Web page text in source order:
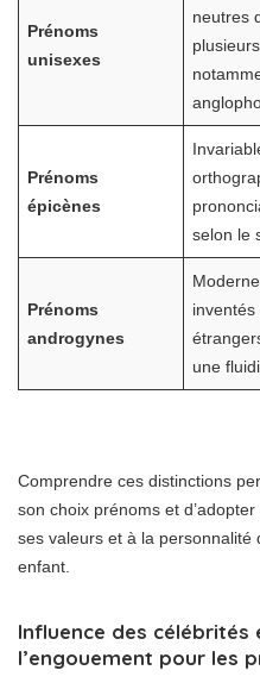
Prénoms
unisexes
neutres
Prénoms
épicènes
selon le
Prénoms
androgynes
inventés
une
Comprendre ces distinctions
son choix prénoms et
ses valeurs et à la personnalité
enfant.
Influence des
l’engouement pour les